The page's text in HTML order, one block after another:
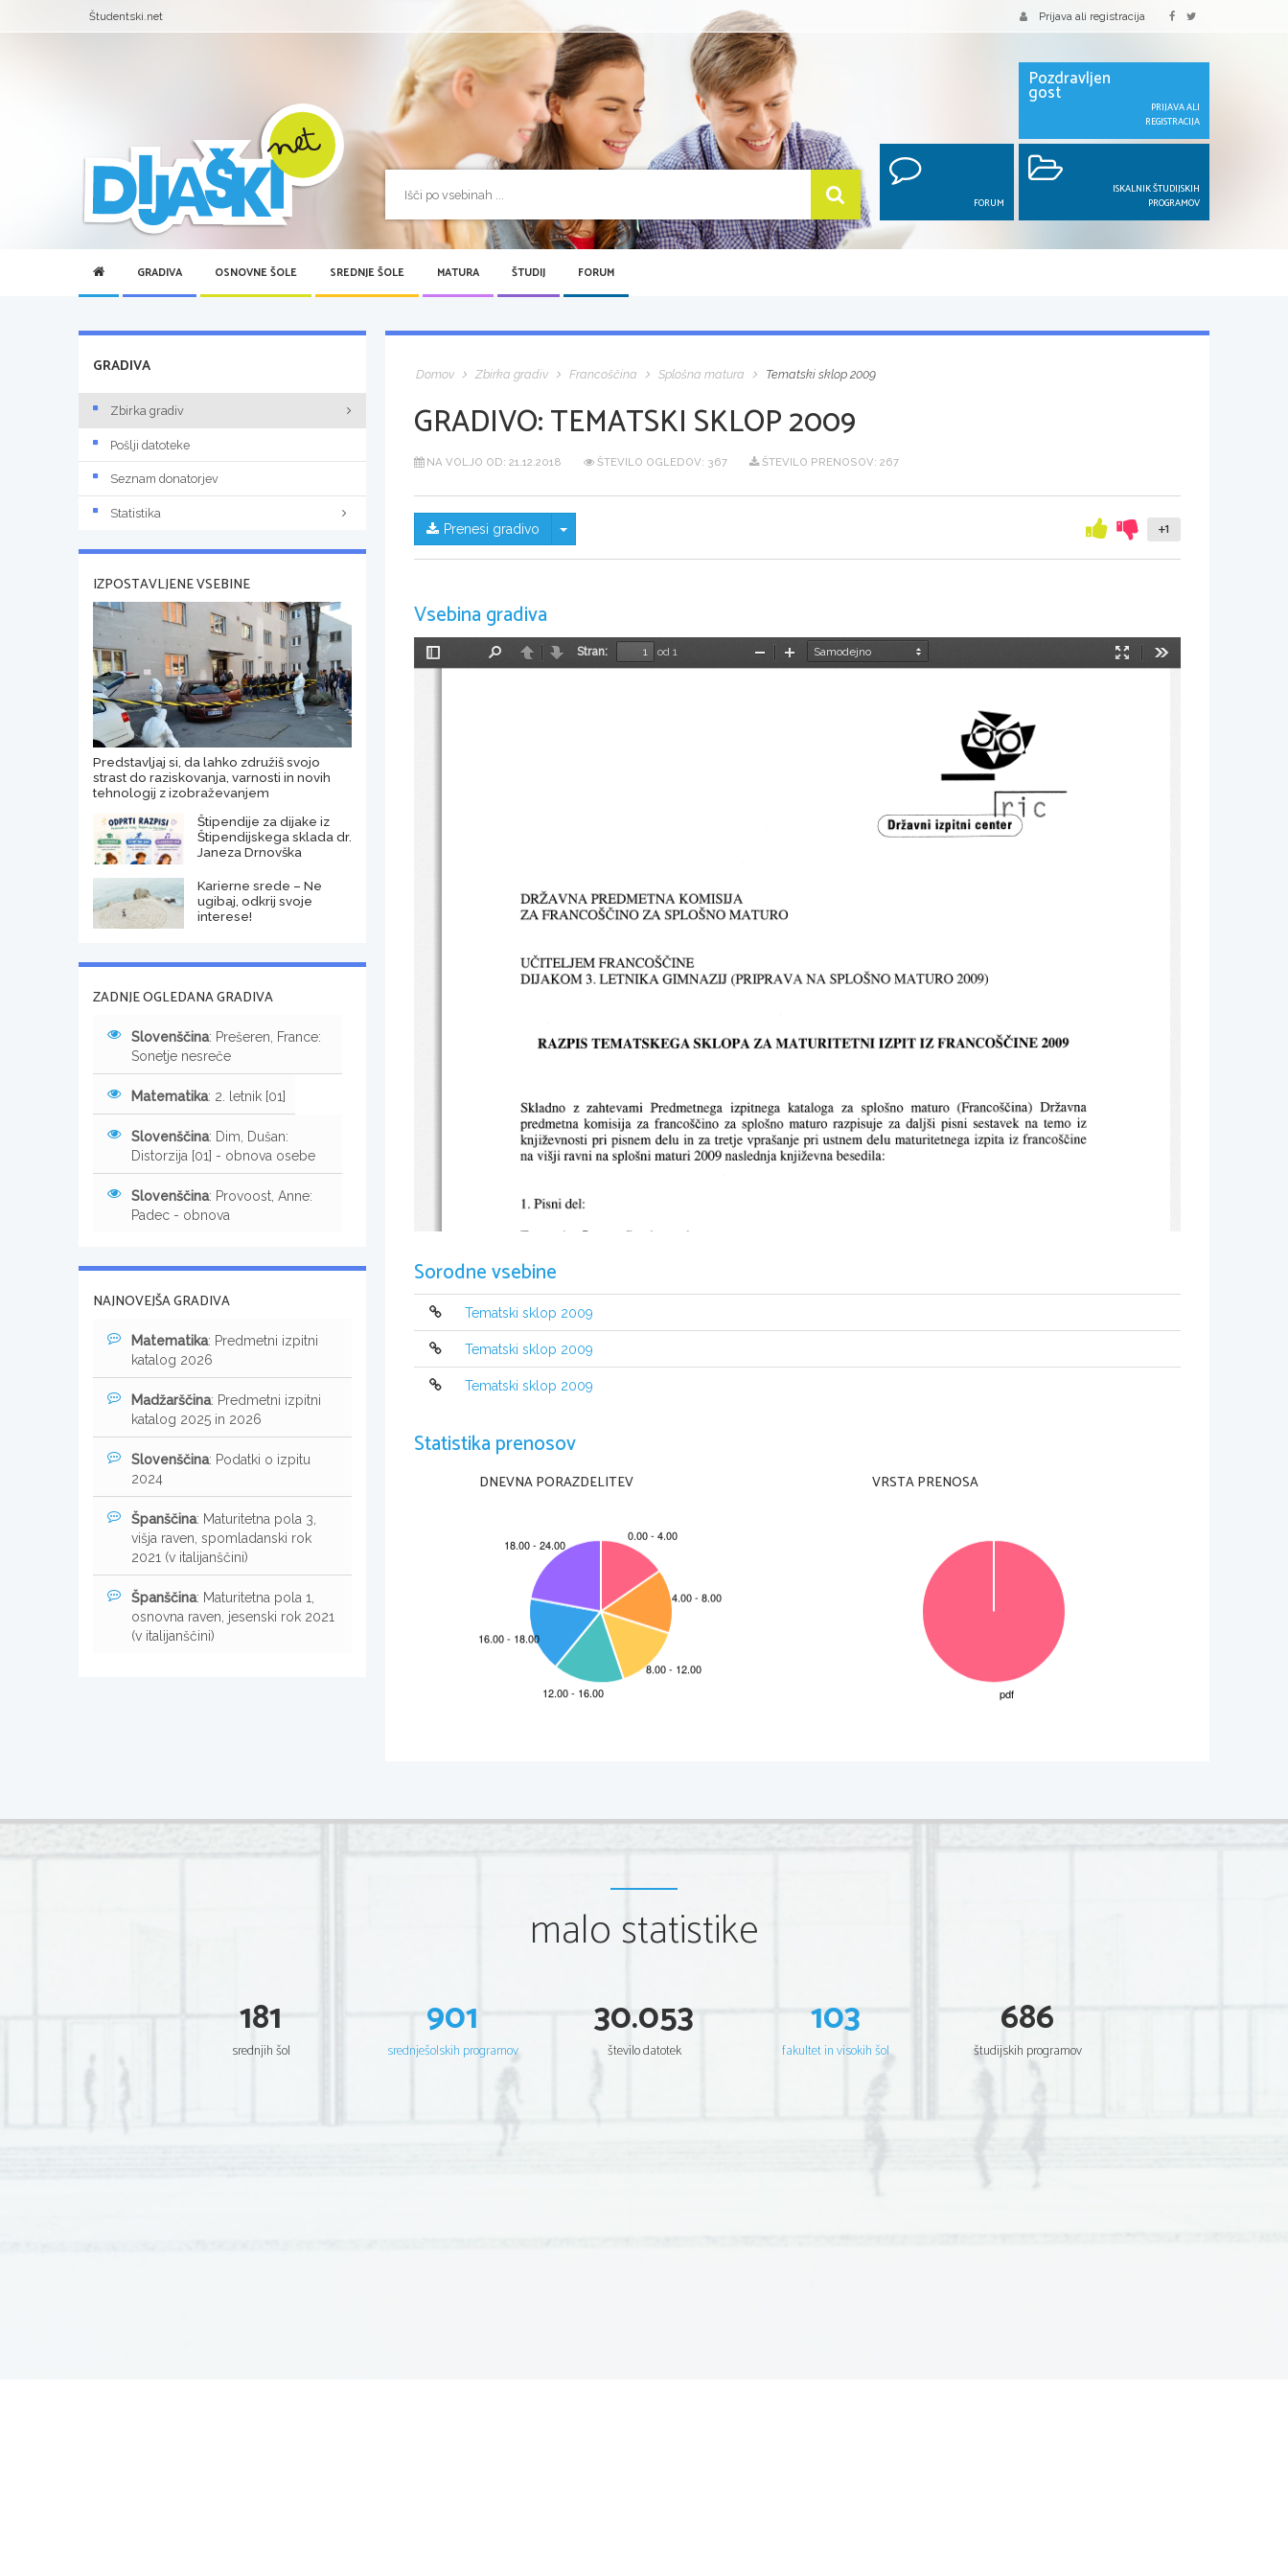
Študentski.net Prijava ali registracija
Pozdravljen
gost
PRIJAVA ALI
REGISTRACIJA
FORUM
ISKALNIK ŠTUDIJSKIH
PROGRAMOV
GRADIVA OSNOVNE ŠOLE SREDNJE ŠOLE MATURA ŠTUDIJ FORUM
Domov Zbirka gradiv Francoščina Splošna matura Tematski sklop 2009
GRADIVO:TEMATSKI SKLOP 2009
NA VOLJO OD: 21.12.2018 ŠTEVILO OGLEDOV: 367 ŠTEVILO PRENOSOV: 267
Prenesi gradivo Skrij/prikaži meni +1
Vsebina gradiva
Preklopi
NazajNaprej
Stran:
od 1
Način
PomanjšajPovečaj
Sorodne vsebine
Tematski sklop 2009
Tematski sklop 2009
Tematski sklop 2009
Statistika prenosov
DNEVNA PORAZDELITEV VRSTA PRENOSA
GRADIVA
Zbirka gradiv
Pošlji datoteke
Seznam donatorjev
Statistika
IZPOSTAVLJENE VSEBINE
Predstavljaj si, da lahko združiš svojo
strast do raziskovanja, varnosti in novih
tehnologij z izobraževanjem
Štipendije za dijake iz
Štipendijskega sklada dr.
Janeza Drnovška
Karierne srede – Ne
ugibaj, odkrij svoje
interese!
ZADNJE OGLEDANA GRADIVA
Slovenščina: Prešeren, France:
Sonetje nesreče
Matematika: 2. letnik [01]
Slovenščina: Dim, Dušan:
Distorzija [01] - obnova osebe
Slovenščina: Provoost, Anne:
Padec - obnova
NAJNOVEJŠA GRADIVA
Matematika: Predmetni izpitni
katalog 2026
Madžarščina: Predmetni izpitni
katalog 2025 in 2026
Slovenščina: Podatki o izpitu
2024
Španščina: Maturitetna pola 3,
višja raven, spomladanski rok
2021 (v italijanščini)
Španščina: Maturitetna pola 1,
osnovna raven, jesenski rok 2021
(v italijanščini)
malo statistike
181
srednjih šol
901
srednješolskih programov
30.053
število datotek
103
fakultet in visokih šol
686
študijskih programov